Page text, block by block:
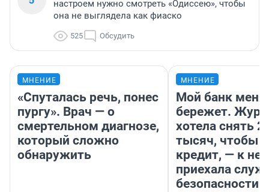
настроем нужно смотреть «Одиссею», чтобы
она не выглядела как фиаско
525 Обсудить
МНЕНИЕ
«Спуталась речь, понес
пургу». Врач — о
смертельном диагнозе,
который сложно
обнаружить
МНЕНИЕ
Мой банк меня
бережет.
хотела снять
тысяч, чтобы
кредит, — к
приехала
безопасности